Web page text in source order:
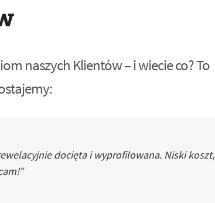
naszych Klientów – i wiecie co? To
docięta i wyprofilowana. Niski koszt,